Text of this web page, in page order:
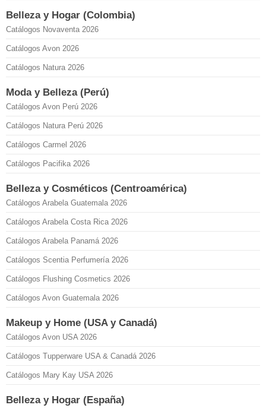
Belleza y Hogar (Colombia)
Catálogos Novaventa 2026
Catálogos Avon 2026
Catálogos Natura 2026
Moda y Belleza (Perú)
Catálogos Avon Perú 2026
Catálogos Natura Perú 2026
Catálogos Carmel 2026
Catálogos Pacifika 2026
Belleza y Cosméticos (Centroamérica)
Catálogos Arabela Guatemala 2026
Catálogos Arabela Costa Rica 2026
Catálogos Arabela Panamá 2026
Catálogos Scentia Perfumería 2026
Catálogos Flushing Cosmetics 2026
Catálogos Avon Guatemala 2026
Makeup y Home (USA y Canadá)
Catálogos Avon USA 2026
Catálogos Tupperware USA & Canadá 2026
Catálogos Mary Kay USA 2026
Belleza y Hogar (España)